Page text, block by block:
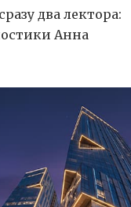
два лектора:
Анна